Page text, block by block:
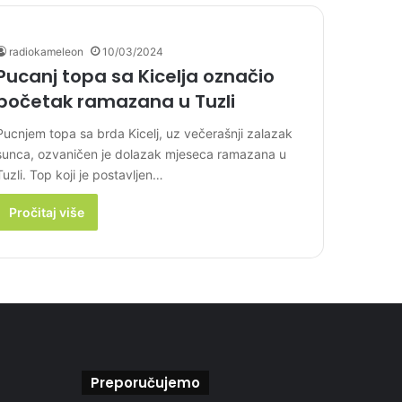
radiokameleon 10/03/2024
topa sa Kicelja označio
ramazana u Tuzli
topa sa brda Kicelj, uz večerašnji zalazak
ozvaničen je dolazak mjeseca ramazana u
Top koji je postavljen…
Pročitaj više
Preporučujemo